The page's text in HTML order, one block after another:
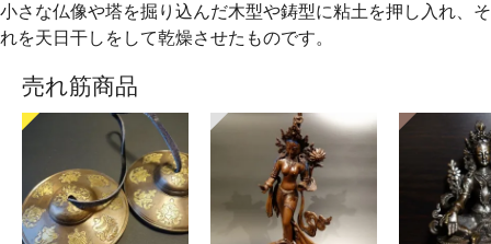
小さな仏像や塔を掘り込んだ木型や鋳型に粘土を押し入れ、そ
れを天日干しをして乾燥させたものです。
売れ筋商品